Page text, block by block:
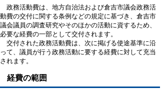
政務活動費は、地方自治法および倉吉市議会政務活
動費の交付に関する条例などの規定に基づき、倉吉市
議会議員の調査研究やそのほかの活動に資するため、
必要な経費の一部として交付されます。
交付された政務活動費は、次に掲げる使途基準に沿
って、議員が行う政務活動に要する経費に対して充当
されます。
経費の範囲